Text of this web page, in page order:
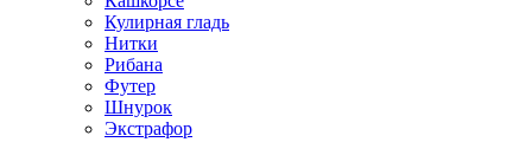
Кулирная гладь
Нитки
Рибана
Футер
Шнурок
Экстрафор